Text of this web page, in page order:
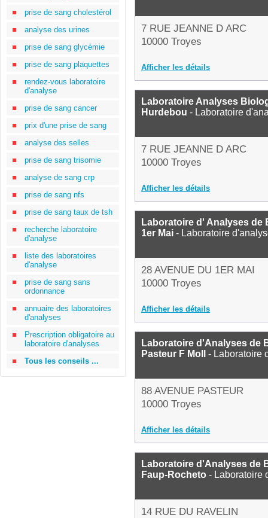
prise de sang cholestérol
analyse des urines
prise de sang glycémie
prise de sang plaquettes
rendez-vous laboratoire
d'analyse
prise de sang cancer
prix d'une prise de sang
analyse des selles
prise de sang trisomie
analyse de sang crp
prise de sang nfs
prise de sang taux de tsh
recherche laboratoire
d'analyse
liste des laboratoires
d'analyse
prise de sang sans
ordonnance
annuaire des laboratoires
d'analyses
Prescription obligatoire au
laboratoire d'analyses
Tous les conseils ...
7 RUE JEANNE D ARC
10000 Troyes
Afficher les détails
Laboratoire Analyses
Hurdebou - Laboratoire
7 RUE JEANNE D ARC
10000 Troyes
Afficher les détails
Laboratoire d' Analyses de
1er Mai - Laboratoire
28 AVENUE DU 1ER MAI
10000 Troyes
Afficher les détails
Laboratoire d'Analyses de
Pasteur F Moll
- Laboratoire
88 AVENUE PASTEUR
10000 Troyes
Afficher les détails
Laboratoire d'Analyses de
Faup-Rocheto - Laboratoire
14 RUE DU RAVELIN